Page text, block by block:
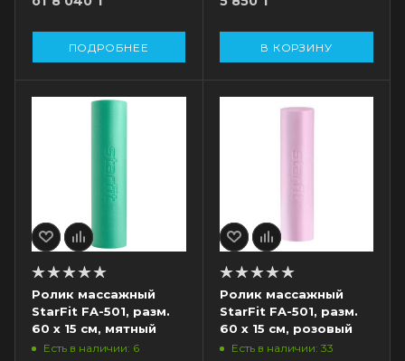
ПОДРОБНЕЕ В КОРЗИНУ
Ролик массажный
StarFit FA-501, разм.
60 х 15 см, мятный
Есть в наличии: 6
Ролик массажный
StarFit FA-501, разм.
60 х 15 см, розовый
Есть в наличии: 33